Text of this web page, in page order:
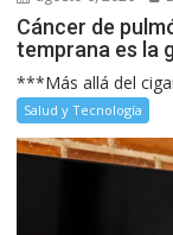
Cáncer de
temprana es la
***Más allá del
Salud y Tecnología